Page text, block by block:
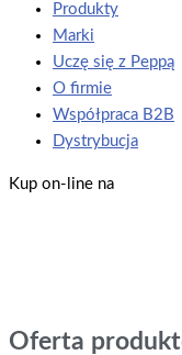
Produkty
Marki
Uczę się z Peppą
O firmie
Współpraca B2B
Dystrybucja
Kup on-line na
Oferta